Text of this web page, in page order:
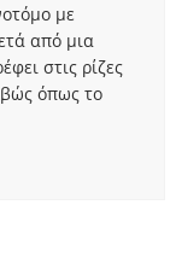
με
από μια
στις ρίζες
όπως το